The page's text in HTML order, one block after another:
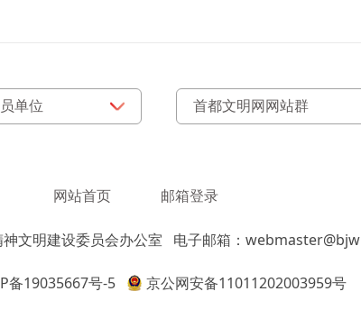
网站首页 邮箱登录
文明建设委员会办公室 电子邮箱：
备19035667号-5 京公网安备11011202003959号